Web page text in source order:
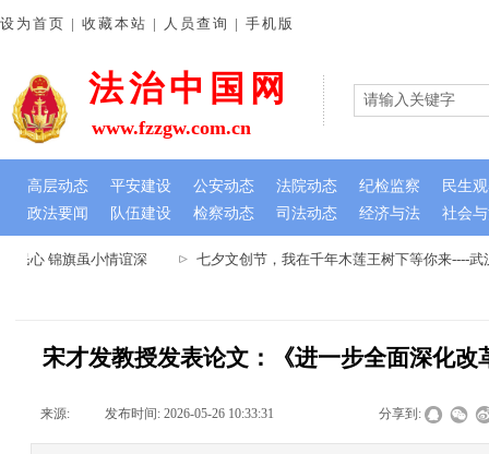
心 锦旗虽小情谊深 七夕文创节，我在千年木莲王树下等你来----武
法治中国网
政法要闻 队伍建设 检察动态 司法动态 经济与法 社会
设为首页 | 收藏本站 | 人员查询 | 手机版
www.fzzgw.com.cn
高层动态 平安建设 公安动态 法院动态 纪检监察 民生
宋才发教授发表论文：《进一步全面深化改
来源: 发布时间: 2026-05-26 10:33:31 分享到: